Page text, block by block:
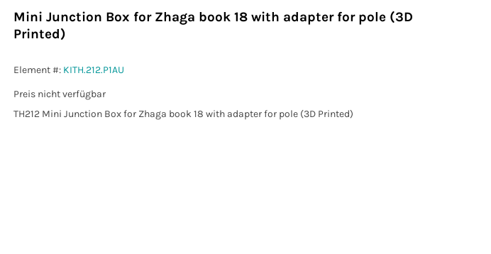
Mini Junction Box for Zhaga book 18 with adapter for pole (3D
Printed)
Element #: KITH.212.P1AU
Preis nicht verfügbar
TH212 Mini Junction Box for Zhaga book 18 with adapter for pole (3D Printed)